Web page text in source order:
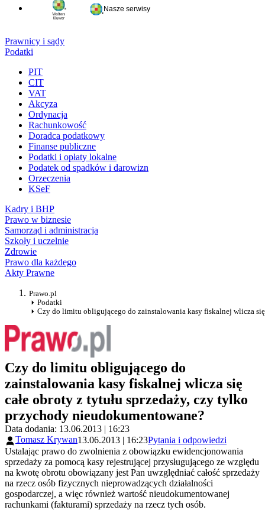
Nasze serwisy
Prawnicy i sądy
Podatki
PIT
CIT
VAT
Akcyza
Ordynacja
Rachunkowość
Doradca podatkowy
Finanse publiczne
Podatki i opłaty lokalne
Podatek od spadków i darowizn
Orzeczenia
KSeF
Kadry i BHP
Prawo w biznesie
Samorząd i administracja
Szkoły i uczelnie
Zdrowie
Prawo dla każdego
Akty Prawne
Prawo.pl
Podatki
Czy do limitu obligującego do zainstalowania kasy fiskalnej wlicza
Czy do limitu obligującego do
zainstalowania kasy fiskalnej wlicza się
całe obroty z tytułu sprzedaży, czy tylko
przychody nieudokumentowane?
Data dodania: 13.06.2013 | 16:23
Tomasz Krywan13.06.2013 | 16:23Pytania i odpowiedzi
Ustalając prawo do zwolnienia z obowiązku ewidencjonowania
sprzedaży za pomocą kasy rejestrującej przysługującego ze względu
na kwotę obrotu obowiązany jest Pan uwzględniać całość sprzedaży
na rzecz osób fizycznych nieprowadzących działalności
gospodarczej, a więc również wartość nieudokumentowanej
rachunkami (fakturami) sprzedaży na rzecz tych osób.